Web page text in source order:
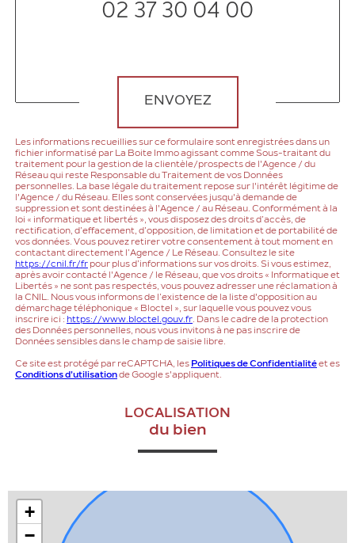
02 37 30 04 00
ENVOYEZ
Les informations recueillies sur ce formulaire sont enregistrées dans un
fichier informatisé par La Boite Immo agissant comme Sous-traitant du
traitement pour la gestion de la clientèle/prospects de l'Agence / du
Réseau qui reste Responsable du Traitement de vos Données
personnelles. La base légale du traitement repose sur l'intérêt légitime de
l'Agence / du Réseau. Elles sont conservées jusqu'à demande de
suppression et sont destinées à l'Agence / au Réseau. Conformément à la
loi « informatique et libertés », vous disposez des droits d’accès, de
rectification, d’effacement, d’opposition, de limitation et de portabilité de
vos données. Vous pouvez retirer votre consentement à tout moment en
contactant directement l’Agence / Le Réseau. Consultez le site
https://cnil.fr/fr pour plus d’informations sur vos droits. Si vous estimez,
après avoir contacté l'Agence / le Réseau, que vos droits « Informatique et
Libertés » ne sont pas respectés, vous pouvez adresser une réclamation à
la CNIL. Nous vous informons de l’existence de la liste d'opposition au
démarchage téléphonique « Bloctel », sur laquelle vous pouvez vous
inscrire ici : https://www.bloctel.gouv.fr. Dans le cadre de la protection
des Données personnelles, nous vous invitons à ne pas inscrire de
Données sensibles dans le champ de saisie libre.
Ce site est protégé par reCAPTCHA, les Politiques de Confidentialitéet es
Conditions d'utilisationde Google s'appliquent.
LOCALISATION
du bien
+
−